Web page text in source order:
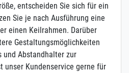
entscheiden Sie sich für ein
Sie je nach Ausführung eine
einen Keilrahmen. Darüber
Gestaltungsmöglichkeiten
und Abstandhalter zur
unser Kundenservice gerne für